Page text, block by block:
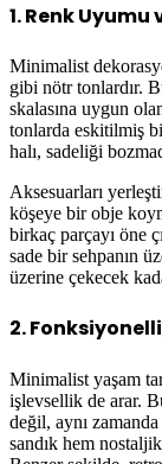
1. Renk
Minimalist
gibi nötr tonlardır.
skalasına uygun
tonlarda eskitilmiş
halı, sadeliği
Aksesuarları
köşeye bir obje
birkaç parçayı öne
sade bir sehpanın
üzerine çekecek
2.
Minimalist yaşam
işlevsellik de arar.
değil, aynı
sandık hem